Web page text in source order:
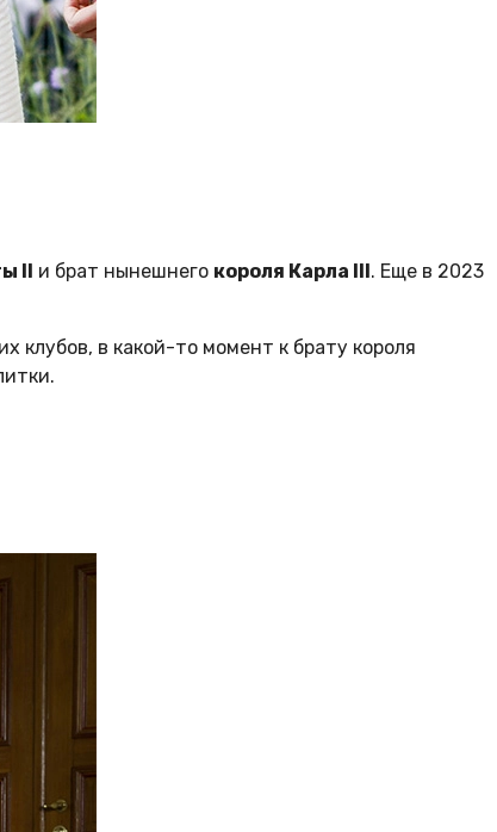
II и брат нынешнего короля Карла III. Еще в 2023
клубов, в какой-то момент к брату короля